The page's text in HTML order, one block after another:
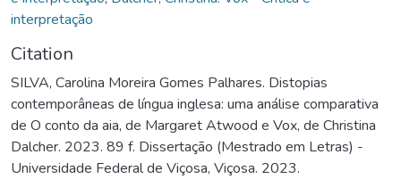
interpretação
Citation
SILVA, Carolina Moreira Gomes Palhares. Distopias
contemporâneas de língua inglesa: uma análise comparativa
de O conto da aia, de Margaret Atwood e Vox, de Christina
Dalcher. 2023. 89 f. Dissertação (Mestrado em Letras) -
Universidade Federal de Viçosa, Viçosa. 2023.